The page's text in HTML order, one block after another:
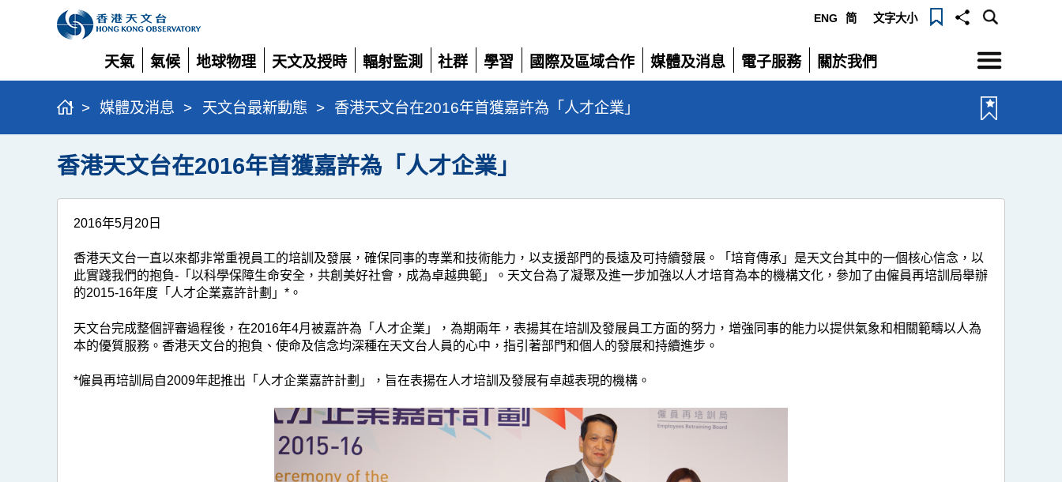
ENG 简 文字大小
天氣
展
開
氣候
展
開
地球物理
展
開
天文及授時
展
開
輻射監測
展
開
社群
展
開
學習
展
開
國際及區域合作
展
開
媒體及消息
展
電子服務
展
關於我們
展
選
單
> 媒體及消息 > 天文台最新動態 > 香港天文台在2016年首獲嘉許為「人才企業」
香港天文台在2016年首獲嘉許為「人才企業」
2016年5月20日
香港天文台一直以來都非常重視員工的培訓及發展，確保同事的専業和技術能力，以支援部門的長遠及可持續發展。「培育傳承」是天文台其中的一個核心信念，以
此實踐我們的抱負-「以科學保障生命安全，共創美好社會，成為卓越典範」。天文台為了凝聚及進一步加強以人才培育為本的機構文化，參加了由僱員再培訓局舉辦
的2015-16年度「人才企業嘉許計劃」*。
天文台完成整個評審過程後，在2016年4月被嘉許為「人才企業」，為期兩年，表揚其在培訓及發展員工方面的努力，增強同事的能力以提供氣象和相關範疇以人為
本的優質服務。香港天文台的抱負、使命及信念均深種在天文台人員的心中，指引著部門和個人的發展和持續進步。
*僱員再培訓局自2009年起推出「人才企業嘉許計劃」，旨在表揚在人才培訓及發展有卓越表現的機構。